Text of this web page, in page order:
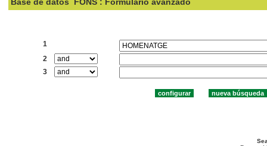
Base de datos FONS : Formulario avanzado
1
2
3